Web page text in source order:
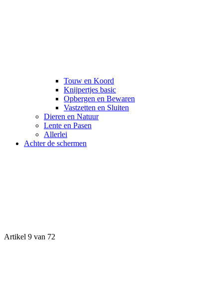
Touw en Koord
Knijpertjes basic
Opbergen en Bewaren
Vastzetten en Sluiten
Dieren en Natuur
Lente en Pasen
Allerlei
Achter de schermen
Artikel 9 van 72